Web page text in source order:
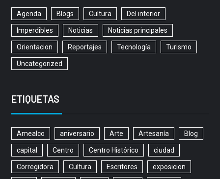
Agenda Blogs Cultura Del interior
Imperdibles Noticias Noticias principales
Orientacion Reportajes Tecnología Turismo
Uncategorized
ETIQUETAS
Amealco aniversario Arte Artesanía Blog
capital Centro Centro Histórico ciudad
Corregidora Cultura Escritores exposicion